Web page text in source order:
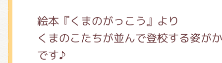
絵本『くまのがっこう』より
くまのこたちが並んで登校する姿が
です♪
くまのがっこう しょくいんしつ